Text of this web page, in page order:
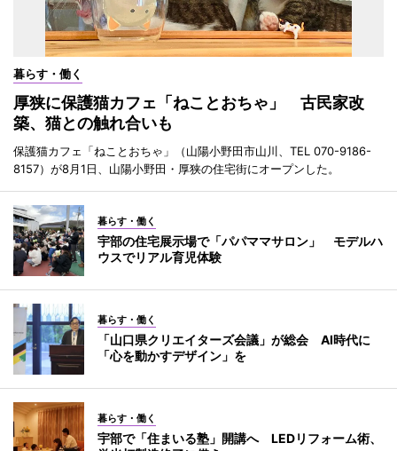
暮らす・働く
厚狭に保護猫カフェ「ねことおちゃ」 古民家改
築、猫との触れ合いも
保護猫カフェ「ねことおちゃ」（山陽小野田市山川、TEL 070-9186-
8157）が8月1日、山陽小野田・厚狭の住宅街にオープンした。
暮らす・働く
宇部の住宅展示場で「パパママサロン」 モデルハ
ウスでリアル育児体験
暮らす・働く
「山口県クリエイターズ会議」が総会 AI時代に
「心を動かすデザイン」を
暮らす・働く
宇部で「住まいる塾」開講へ LEDリフォーム術、